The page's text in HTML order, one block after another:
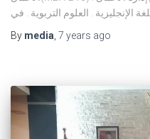
الإنجليزية . العلوم التربوية . في
By media 7 years ago